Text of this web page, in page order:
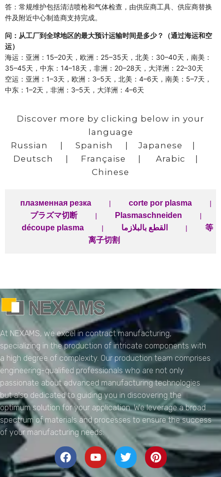
答：常规维护包括清洁喷枪和气体检查，由供应商工具、供应商替换
件及附近中心制造商支持完成。
问：从工厂到全球地区的最大预计运输时间是多少？（通过海运和空
运）
海运：亚洲：15–20天，欧洲：25–35天，北美：30–40天，南美：
35–45天，中东：14–18天，非洲：20–28天，大洋洲：22–30天
空运：亚洲：1–3天，欧洲：3–5天，北美：4–6天，南美：5–7天，
中东：1–2天，非洲：3–5天，大洋洲：4–6天
Discover more by clicking below in your
language
Russian
| Spanish | Japanese |
Deutsch
| Française | Arabic |
Chinese
плазменная резка | corte por plasma |
プラズマ切断 | Plasmaschneiden |
découpe plasma | القطع بالبلازما |
等
离子切割
NEXAMS
At NEXAMS, we excel in contract manufacturing,
specializing in the production of intricate components with
a high degree of complexity. Our production team comprises
engineering-qualified professionals who are not only
passionate about advanced manufacturing technologies
but also dedicated to guiding you in discovering the
optimum solution for your application. We leverage a broad
spectrum of materials and processes to ensure the success
of your manufacturing needs.